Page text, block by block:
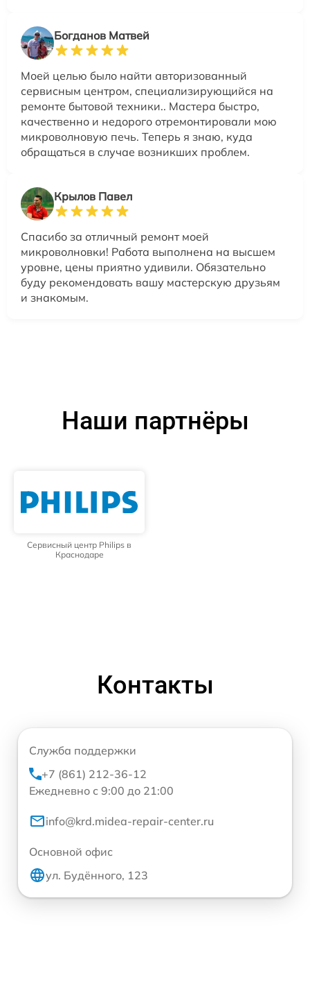
Богданов Матвей
Моей целью было найти авторизованный
сервисным центром, специализирующийся на
ремонте бытовой техники.. Мастера быстро,
качественно и недорого отремонтировали мою
микроволновую печь. Теперь я знаю, куда
обращаться в случае возникших проблем.
Крылов Павел
Спасибо за отличный ремонт моей
микроволновки! Работа выполнена на высшем
уровне, цены приятно удивили. Обязательно
буду рекомендовать вашу мастерскую друзьям
и знакомым.
Наши партнёры
Сервисный центр Philips в
Краснодаре
Контакты
Служба поддержки
+7 (861) 212-36-12
Ежедневно с 9:00 до 21:00
info@krd.midea-repair-center.ru
Основной офис
ул. Будённого, 123